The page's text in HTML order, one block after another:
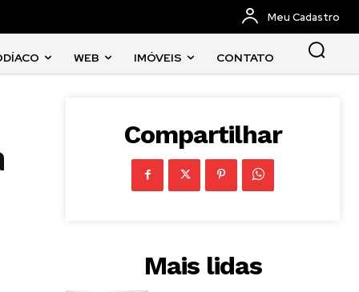
Meu Cadastro
WEB IMÓVEIS CONTATO
Compartilhar
Mais lidas